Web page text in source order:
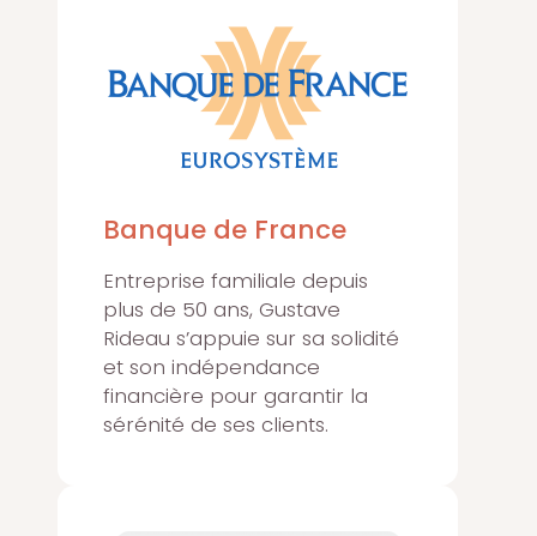
Banque de France
Entreprise familiale depuis
plus de 50 ans, Gustave
Rideau s’appuie sur sa solidité
et son indépendance
financière pour garantir la
sérénité de ses clients.